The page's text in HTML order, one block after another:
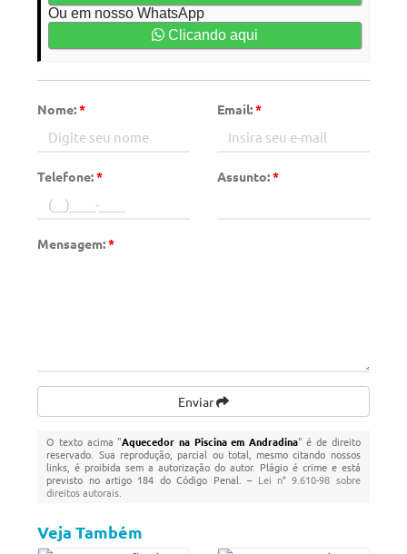
Ou em nosso WhatsApp
Clicando aqui
Nome:* Email:*
Telefone:* Assunto:*
Mensagem:*
Enviar
O texto acima "Aquecedor na Piscina em Andradina" é de direito
reservado. Sua reprodução, parcial ou total, mesmo citando nossos
links, é proibida sem a autorização do autor. Plágio é crime e está
previsto no artigo 184 do Código Penal. – Lei n° 9.610-98 sobre
direitos autorais
Veja Também